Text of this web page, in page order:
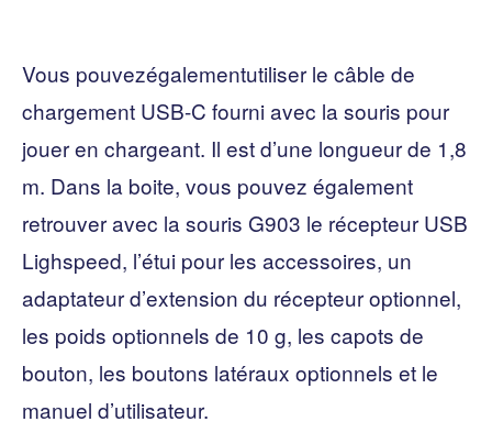
Vous pouvezégalementutiliser le câble de
chargement USB-C fourni avec la souris pour
jouer en chargeant. Il est d’une longueur de 1,8
m. Dans la boite, vous pouvez également
retrouver avec la souris G903 le récepteur USB
Lighspeed, l’étui pour les accessoires, un
adaptateur d’extension du récepteur optionnel,
les poids optionnels de 10 g, les capots de
bouton, les boutons latéraux optionnels et le
manuel d’utilisateur.